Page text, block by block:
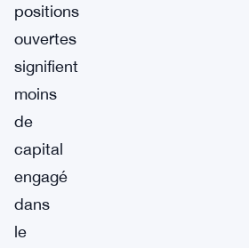
positions
ouvertes
signifient
moins
de
capital
engagé
dans
le